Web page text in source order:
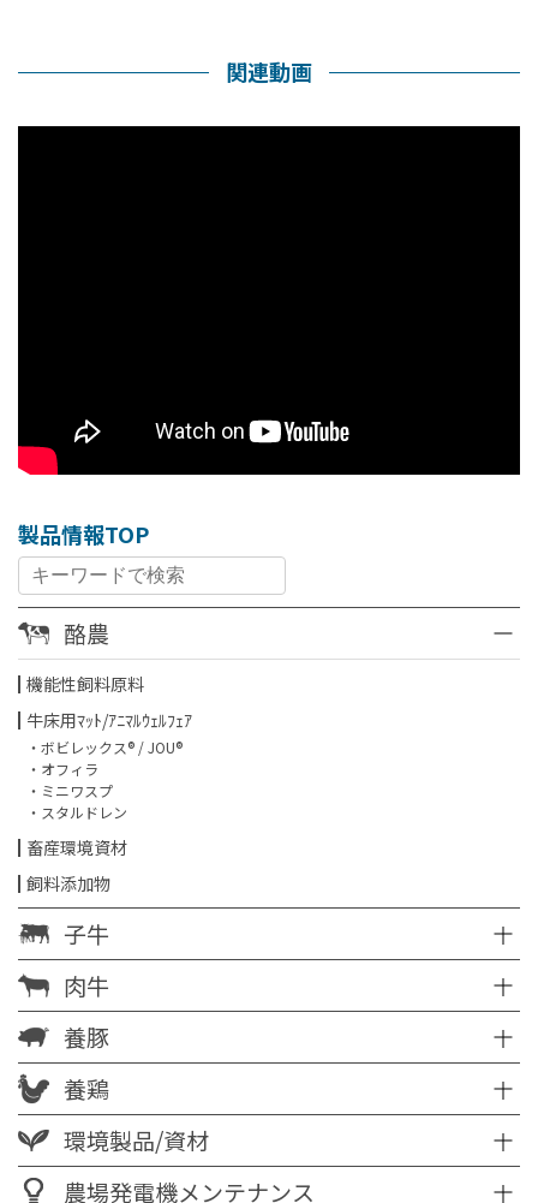
関連動画
製品情報TOP
酪農
機能性飼料原料
牛床用ﾏｯﾄ/ｱﾆﾏﾙｳｪﾙﾌｪｱ
・ボビレックス® / JOU®
・オフィラ
・ミニワスプ
・スタルドレン
畜産環境資材
飼料添加物
子牛
肉牛
養豚
養鶏
環境製品/資材
農場発電機メンテナンス